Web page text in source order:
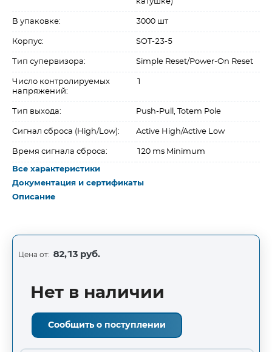
В упаковке: 3000 шт
Корпус: SOT-23-5
Тип супервизора: Simple Reset/Power-On Reset
Число контролируемых
напряжений:
1
Тип выхода: Push-Pull, Totem Pole
Сигнал сброса (High/Low): Active High/Active Low
Время сигнала сброса: 120 ms Minimum
Все характеристики
Документация и сертификаты
Описание
Цена от: 82,13 руб.
Нет в наличии
Сообщить о поступлении